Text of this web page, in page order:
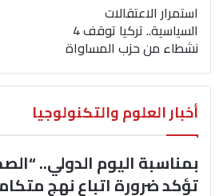
استمرار الاعتقالات
السياسية.. تركيا توقف 4
نشطاء من حزب المساواة
أخبار العلوم والتكنولوجيا
بمناسبة اليوم الدولي..
تؤكد ضرورة اتباع نهج